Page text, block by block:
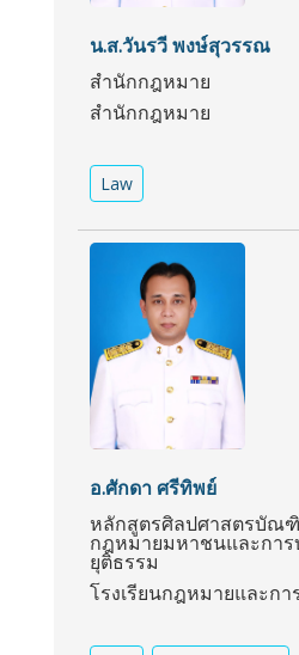
น.ส.วันรวี พงษ์สุวรรณ
สำนักกฎหมาย
สำนักกฎหมาย
Law
อ.ศักดา ศรีทิพย์
หลักสูตรศิลปศาสตรบัณ
กฎหมายมหาชนและการ
ยุติธรรม
โรงเรียนกฎหมายและกา